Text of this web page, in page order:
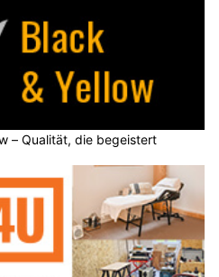
– Qualität, die begeistert